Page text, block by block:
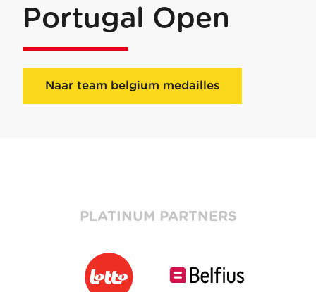
Portugal Open
Naar team belgium medailles
PLATINUM PARTNERS